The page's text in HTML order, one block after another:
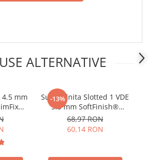
ALTERNATIVE
mm
Wiha
-13%
Surubelnita Slotted 1 VDE
5.5 mm SoftFinish®
slimFix pentru electricieni
Wiha 35391
68,97 RON
60,14 RON